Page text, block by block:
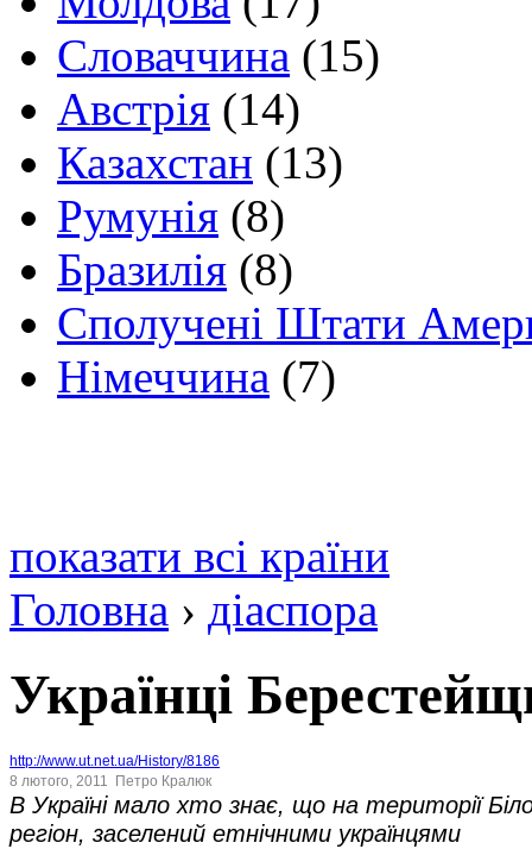
Словаччина (15)
Австрія (14)
Казахстан (13)
Румунія (8)
Бразилія (8)
Сполучені Штати
Німеччина (7)
показати всі країни
Головна › діаспора
Українці
http://www.ut.net.ua/History/8186
8 лютого, 2011
Петро Кралюк
В Україні мало хто знає, що на території
регіон, заселений етнічними українцями